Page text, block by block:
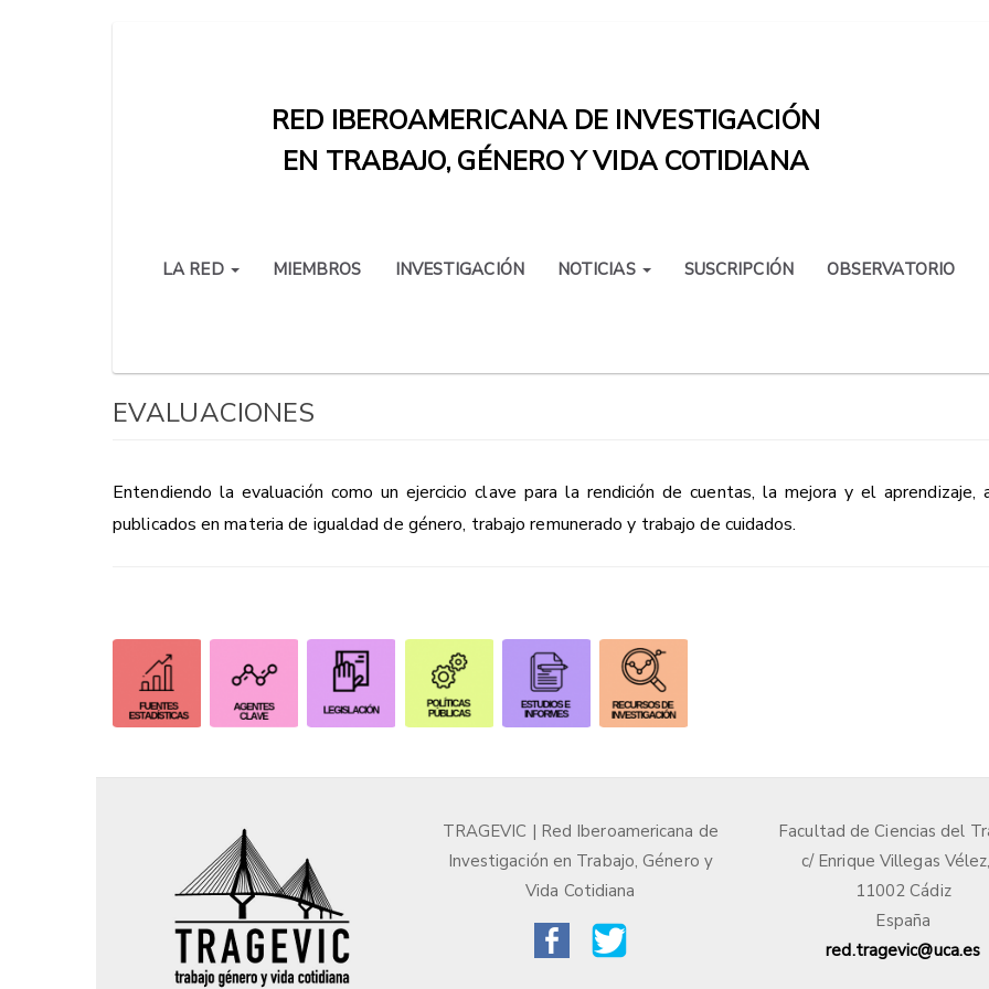
RED IBEROAMERICANA DE INVESTIGACIÓN
EN TRABAJO, GÉNERO Y VIDA COTIDIANA
LA RED MIEMBROS INVESTIGACIÓN NOTICIAS SUSCRIPCIÓN OBSERVATORIO
EVALUACIONES
Entendiendo la evaluación como un ejercicio clave para la rendición de cuentas, la mejora y el
publicados en materia de igualdad de género, trabajo remunerado y trabajo de cuidados.
TRAGEVIC | Red Iberoamericana de
Investigación en Trabajo, Género y
Vida Cotidiana
Facultad de Ciencias del
c/ Enrique Villegas
11002 Cádiz
España
red.tragevic@uca.es